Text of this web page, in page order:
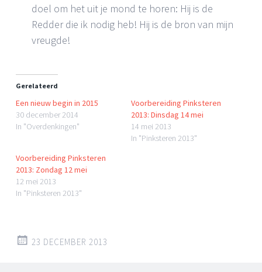
doel om het uit je mond te horen: Hij is de
Redder die ik nodig heb! Hij is de bron van mijn
vreugde!
Gerelateerd
Een nieuw begin in 2015
30 december 2014
In "Overdenkingen"
Voorbereiding Pinksteren
2013: Dinsdag 14 mei
14 mei 2013
In "Pinksteren 2013"
Voorbereiding Pinksteren
2013: Zondag 12 mei
12 mei 2013
In "Pinksteren 2013"
23 DECEMBER 2013